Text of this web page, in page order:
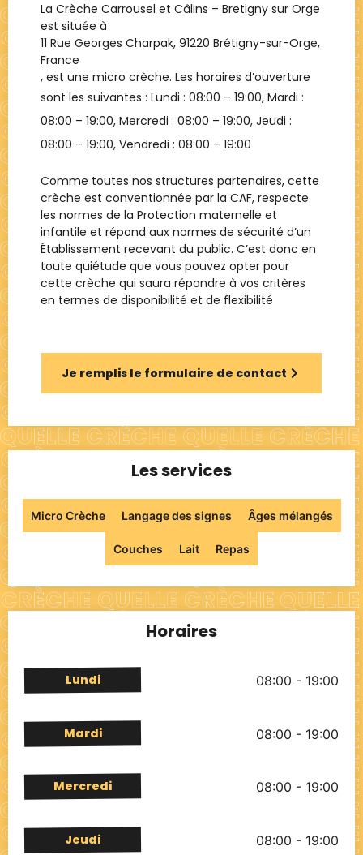
La Crèche Carrousel et Câlins – Bretigny sur Orge
est située à
11 Rue Georges Charpak, 91220 Brétigny-sur-Orge,
France
, est une micro crèche. Les horaires d’ouverture
sont les suivantes : Lundi : 08:00 – 19:00, Mardi :
08:00 – 19:00, Mercredi : 08:00 – 19:00, Jeudi :
08:00 – 19:00, Vendredi : 08:00 – 19:00
Comme toutes nos structures partenaires, cette
crèche est conventionnée par la CAF, respecte
les normes de la Protection maternelle et
infantile et répond aux normes de sécurité d’un
Établissement recevant du public. C’est donc en
toute quiétude que vous pouvez opter pour
cette crèche qui saura répondre à vos critères
en termes de disponibilité et de flexibilité
Je remplis le formulaire de contact
Les services
Micro Crèche Langage des signes Âges mélangés
Couches Lait Repas
Horaires
Lundi 08:00 - 19:00
Mardi 08:00 - 19:00
Mercredi 08:00 - 19:00
Jeudi 08:00 - 19:00